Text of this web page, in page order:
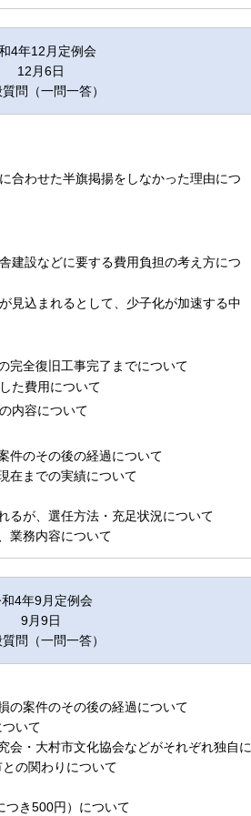
4年12月定例会
12月6日
問（一問一答）
合わせた半旗掲揚をしなかった理由につ
建設などに要する費用負担の考え方につ
見込まれるとして、少子化が加速する中
完全復旧工事完了までについて
た費用について
内容について
件のその後の経過について
在までの実績について
るが、選任方法・充足状況について
業務内容について
4年9月定例会
9月9日
問（一問一答）
の案件のその後の経過について
いて
会・大村市文化協会などがそれぞれ独自に
の関わりについて
つき500円）について